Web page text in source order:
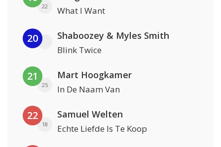
22 What I Want
20 Shaboozey & Myles Smith
Blink Twice
21
25
Mart Hoogkamer
In De Naam Van
22
18
Samuel Welten
Echte Liefde Is Te Koop